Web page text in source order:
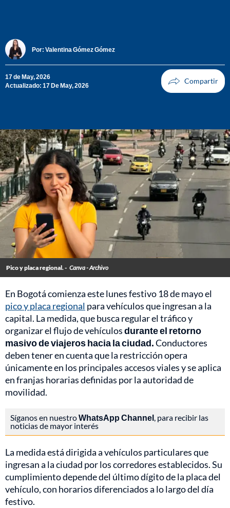
Por: Valentina Gómez Gómez
17 de May, 2026
Actualizado: 17 De May, 2026
Pico y placa regional. - Canva - Archivo
En Bogotá comienza este lunes festivo 18 de mayo el
pico y placa regional para vehículos que ingresan a la
capital. La medida, que busca regular el tráfico y
organizar el flujo de vehículosdurante el retorno
masivo de viajeros hacia la ciudad.Conductores
deben tener en cuenta que la restricción opera
únicamente en los principales accesos viales y se aplica
en franjas horarias definidas por la autoridad de
movilidad.
Síganos en nuestroWhatsApp Channel, para recibir las
noticias de mayor interés
La medida está dirigida a vehículos particulares que
ingresan a la ciudad por los corredores establecidos. Su
cumplimiento depende del último dígito de la placa del
vehículo, con horarios diferenciados a lo largo del día
festivo.